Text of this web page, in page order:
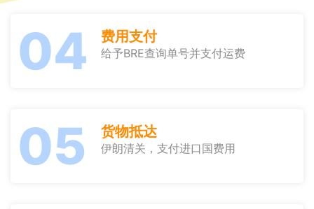
04 费用支付
给予BRE查询单号并支付运费
05 货物抵达
伊朗清关，支付进口国费用